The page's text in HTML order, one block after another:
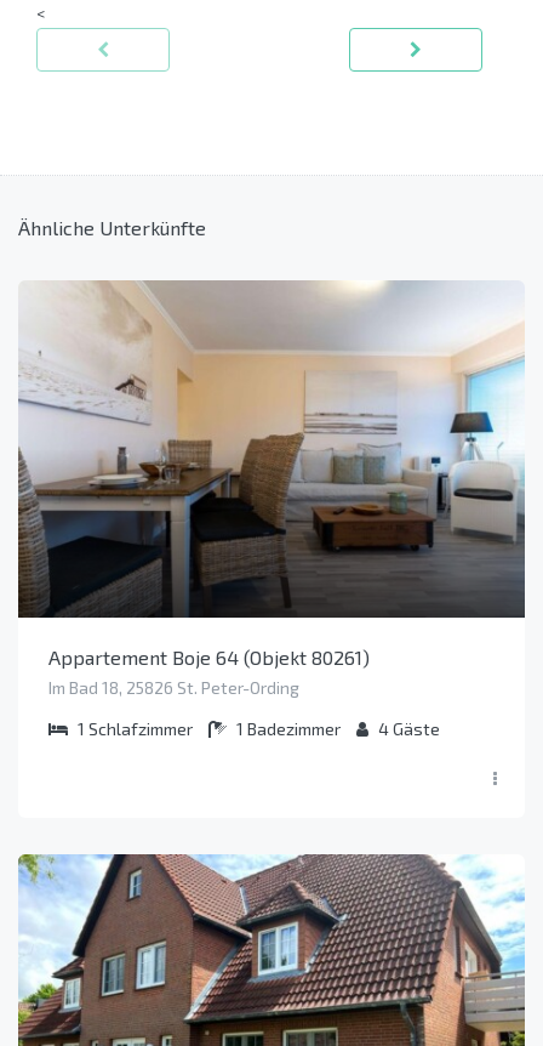
<
Ähnliche Unterkünfte
Appartement Boje 64 (Objekt 80261)
Im Bad 18, 25826 St. Peter-Ording
1 Schlafzimmer 1 Badezimmer 4Gäste